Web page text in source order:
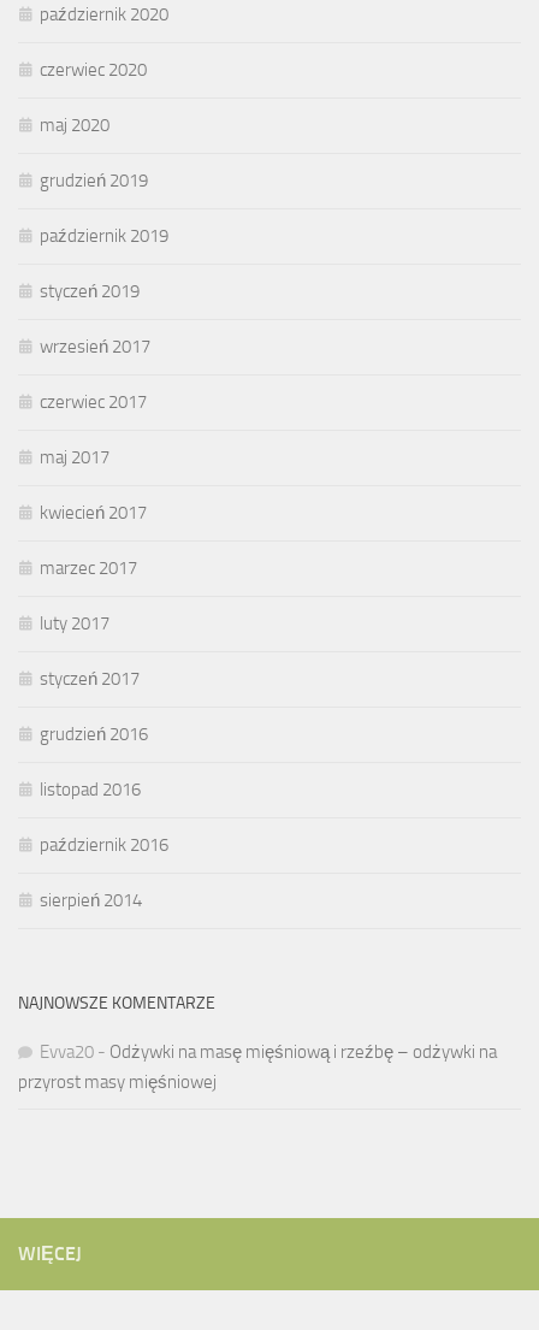
październik 2020
czerwiec 2020
maj 2020
grudzień 2019
październik 2019
styczeń 2019
wrzesień 2017
czerwiec 2017
maj 2017
kwiecień 2017
marzec 2017
luty 2017
styczeń 2017
grudzień 2016
listopad 2016
październik 2016
sierpień 2014
NAJNOWSZE KOMENTARZE
Evva20 - Odżywki na masę mięśniową i rzeźbę – odżywki na
przyrost masy mięśniowej
WIĘCEJ